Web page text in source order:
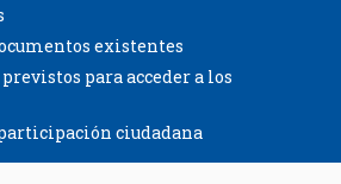
existentes
para acceder a los
ciudadana